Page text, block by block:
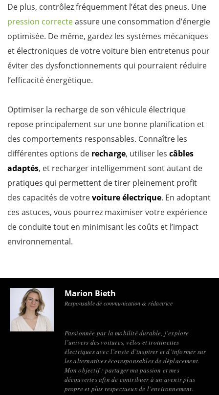
De plus, contrôlez fréquemment l’état des pneus. Une
pression correcteassure une consommation d’énergie
optimisée. De même, gardez les systèmes mécaniques
et électroniques de votre voiture bien entretenus pour
éviter des dysfonctionnements qui pourraient réduire
l’efficacité énergétique.
Optimiser la recharge de son véhicule électrique
repose principalement sur une bonne planification et
des comportements responsables. Connaître les
différentes options de recharge, utiliser les câbles
adaptés, et recharger intelligemment sont autant de
pratiques qui permettent de tirer pleinement profit
des capacités de votrevoiture électrique. En adoptant
ces astuces, vous pourrez maximiser votre expérience
de conduite tout en minimisant les coûts et l’impact
environnemental.
Marion Bieth
Responsable de communication & rédactrice
Passionnée par la mobilité durable, j’explore
l’univers des voitures, vélos et trottinettes
électriques avec l’envie d’inspirer et d’informer sur
les alternatives écoresponsables de déplacement.
Mon objectif : partager ma passion et mes
découvertes afin de contribuer à un avenir plus
propre et plus respectueux de l’environnement.